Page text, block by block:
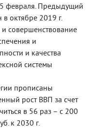
февраля. Предыдущий
в октябре 2019 г.
совершенствование
и
и качества
системы
прописаны
рост ВВП за счет
в 56 раз – с 200
к 2030 г.